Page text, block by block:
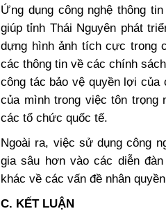
Ứng dụng công nghệ thông
giúp tỉnh Thái Nguyên phát
dựng hình ảnh tích cực trong
các thông tin về các chính
công tác bảo vệ quyền lợi của
của mình trong việc tôn trọng
các tổ chức quốc tế.
Ngoài ra, việc sử dụng công
gia sâu hơn vào các diễn
khác về các vấn đề nhân
C. KẾT LUẬN